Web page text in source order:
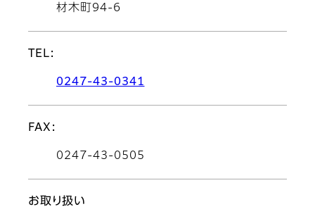
材木町94-6
TEL:
0247-43-0341
FAX:
0247-43-0505
お取り扱い